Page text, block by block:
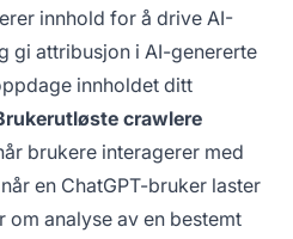
innhold for å drive AI-
gi attribusjon i AI-genererte
innholdet ditt
crawlere
brukere interagerer med
en ChatGPT-bruker laster
analyse av en bestemt